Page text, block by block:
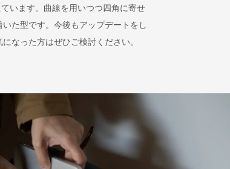
います。曲線を用いつつ四角に寄せ
た型です。今後もアップデートをし
なった方はぜひご検討ください。